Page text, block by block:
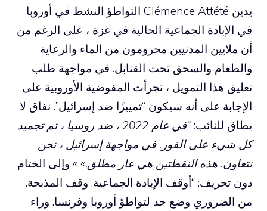
يدين Clémence Attété التواطؤ النشط في أوروبا
في الإبادة الجماعية الحالية في غزة ، على الرغم من
أن ملايين المدنيين محرومون من الماء والرعاية
والطعام والسحق تحت القنابل. في مواجهة طلب
تعليق هذا التمويل ، تجرأت المفوضية الأوروبية على
الإجابة على أنه سيكون “تمييزًا ضد إسرائيل”. نفاق لا
يطاق للنائب:
“في عام 2022 ، ضد روسيا ، تم تجميد
كل شيء على الفور. في مواجهة إسرائيل ، نحن
نتعاون. هذه النقطتين هي عار مطلق.» » وإلى الختام
دون تحريف: “أوقف الإبادة الجماعية. وقف المذبحة.
من الضروري وضع حد لتواطؤ أوروبا وفرنسا. وراء